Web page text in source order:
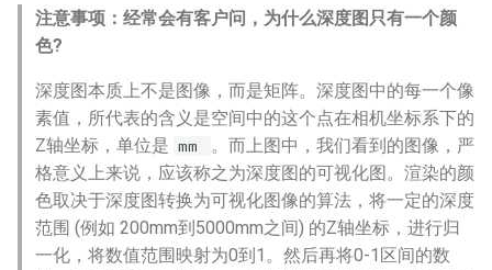
注意事项：经常会有客户问，为什么深度图只有一个颜
色?
深度图本质上不是图像，而是矩阵。深度图中的每一个像
素值，所代表的含义是空间中的这个点在相机坐标系下的
Z轴坐标，单位是 mm
。而上图中，我们看到的图像，严
格意义上来说，应该称之为深度图的可视化图。渲染的颜
色取决于深度图转换为可视化图像的算法，将一定的深度
范围 (例如 200mm到5000mm之间) 的Z轴坐标，进行归
一化，将数值范围映射为0到1。然后再将0-1区间的数